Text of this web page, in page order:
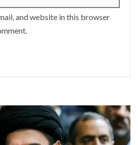
and website in this browser